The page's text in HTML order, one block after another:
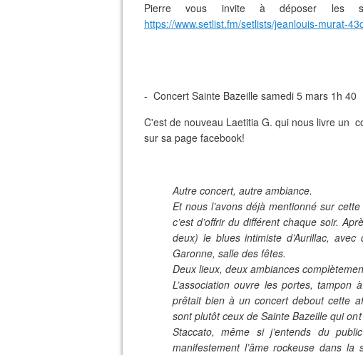
Pierre vous invite à déposer les
https://www.setlist.fm/setlists/jeanlouis-murat-
- Concert Sainte Bazeille samedi 5 mars 1h 40
C'est de nouveau Laetitia G. qui nous livre un
sur sa page facebook!
Autre concert, autre ambiance.
Et nous l’avons déjà mentionné sur
c’est d’offrir du différent chaque soir.
deux) le blues intimiste d’Aurillac,
Garonne, salle des fêtes.
Deux lieux, deux ambiances
L’association ouvre les portes,
prêtait bien à un concert debout cette
sont plutôt ceux de Sainte Bazeille qui
Staccato, même si j’entends du
manifestement l’âme rockeuse dans